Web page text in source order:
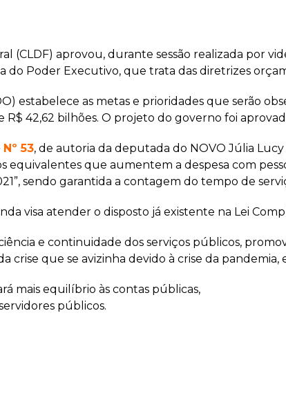
(CLDF) aprovou, durante sessão realizada por
do Poder Executivo, que trata das diretrizes
estabelece as metas e prioridades que serão
42,62 bilhões. O projeto do governo foi
Nº 53, de autoria da deputada do NOVO Júlia
equivalentes que aumentem a despesa com
sendo garantida a contagem do tempo de
visa atender o disposto já existente na Lei
e continuidade dos serviços públicos,
crise que se avizinha devido à crise da pandemia,
mais equilíbrio às contas públicas,
públicos.